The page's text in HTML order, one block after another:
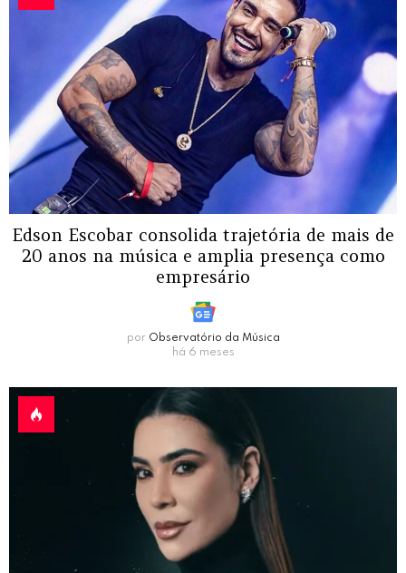
Edson Escobar consolida trajetória de mais de
20 anos na música e amplia presença como
empresário
por Observatório da Música
há 6 meses